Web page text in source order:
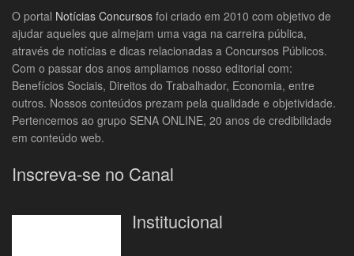
O portal Notícias Concursos foi criado em 2010 com objetivo de
ajudar aqueles que almejam uma vaga na carreira pública,
através de notícias e dicas relacionadas a Concursos Públicos.
Com o passar dos anos ampliamos nosso editorial com:
Benefícios Sociais, Direitos do Trabalhador, Economia, entre
outros. Nossos conteúdos prezam pela qualidade e objetividade.
Pertencemos ao grupo SENA ONLINE, 20 anos de credibilidade
em conteúdo web.
Inscreva-se no Canal
Institucional